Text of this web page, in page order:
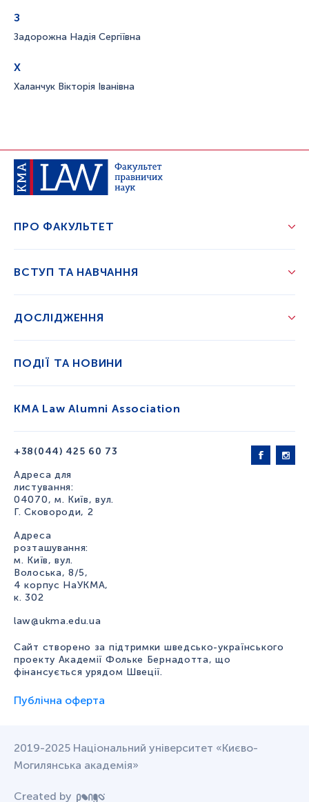
З
Задорожна Надія Сергіївна
Х
Халанчук Вікторія Іванівна
+38(044) 425 60 73
Адреса для
листування:
04070, м. Київ, вул.
Г. Сковороди, 2
Адреса
розташування:
м. Київ, вул.
Волоська, 8/5,
4 корпус НаУКМА,
к. 302
law@ukma.edu.ua
ПРО ФАКУЛЬТЕТ
ВСТУП ТА НАВЧАННЯ
ДОСЛІДЖЕННЯ
ПОДІЇ ТА НОВИНИ
KMA Law Alumni Association
Сайт створено за підтримки шведсько-українського
проекту Академії Фольке Бернадотта, що
фінансується урядом Швеції.
Публічна оферта
2019-2025 Національний університет «Києво-
Могилянська академія»
Created by